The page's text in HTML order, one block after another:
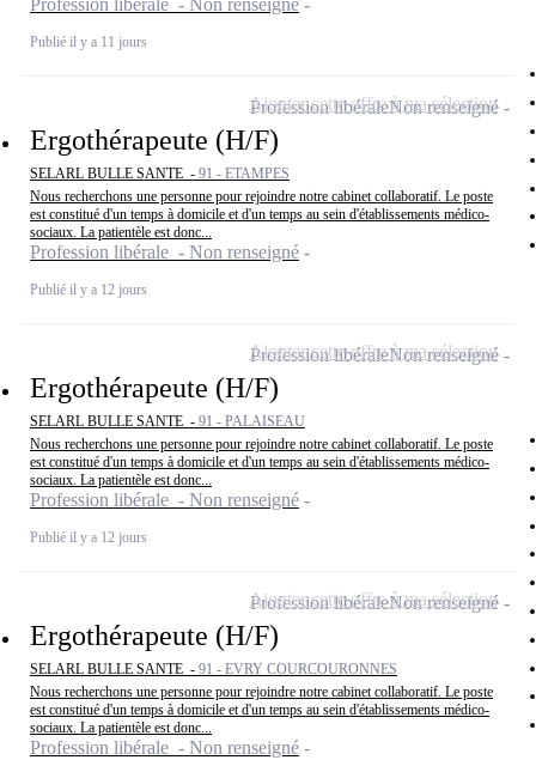
Profession libérale - Non renseigné
Publié il y a 11 jours
Ergothérapeute (H/F)
SELARL BULLE SANTE - 91 - ETAMPES
Nous recherchons une personne pour rejoindre notre cabinet collaboratif. Le poste
est constitué d'un temps à domicile et d'un temps au sein d'établissements médico-
sociaux. La patientèle est donc...
Profession libérale - Non renseigné
Publié il y a 12 jours
Profession libéraleNon renseigné
Ajouter cette offre à ma sélection
Ergothérapeute (H/F)
SELARL BULLE SANTE - 91 - PALAISEAU
Nous recherchons une personne pour rejoindre notre cabinet collaboratif. Le poste
est constitué d'un temps à domicile et d'un temps au sein d'établissements médico-
sociaux. La patientèle est donc...
Profession libérale - Non renseigné
Publié il y a 12 jours
Profession libéraleNon renseigné
Ajouter cette offre à ma sélection
Ergothérapeute (H/F)
SELARL BULLE SANTE - 91 - EVRY COURCOURONNES
Nous recherchons une personne pour rejoindre notre cabinet collaboratif. Le poste
est constitué d'un temps à domicile et d'un temps au sein d'établissements médico-
sociaux. La patientèle est donc...
Profession libérale - Non renseigné
Profession libéraleNon renseigné
Ajouter cette offre à ma sélection